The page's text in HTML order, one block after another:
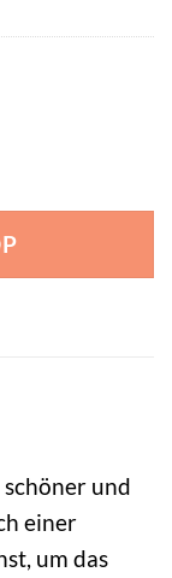
und
einer
um das